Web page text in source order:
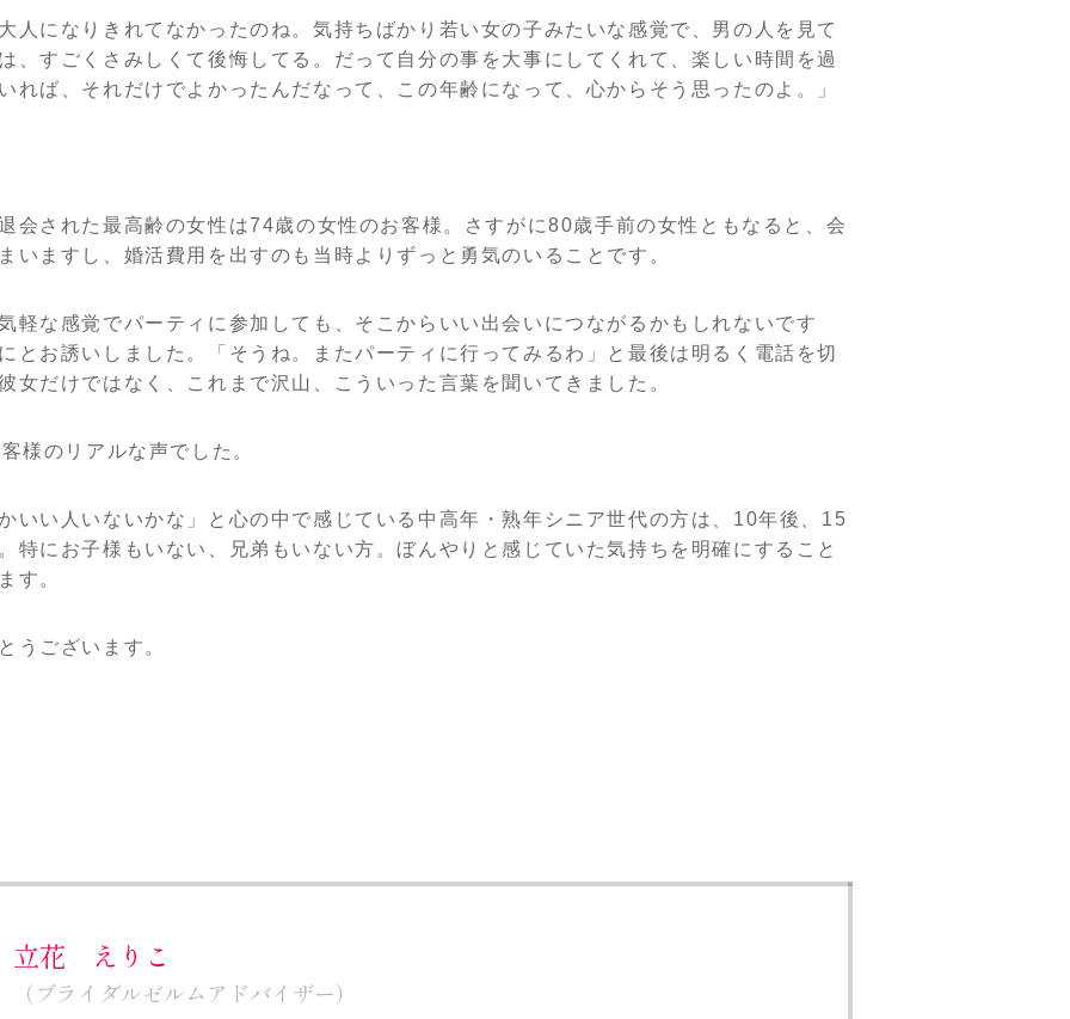
人になりきれてなかったのね。気持ちばかり若い女の子みたいな感覚で、男の人を見て
、すごくさみしくて後悔してる。 だって自分の事を大事にしてくれて、楽しい時間を過
れば、それだけでよかったんだなって、この年齢になって、心からそう思ったのよ。
」
会された最高齢の女性は74歳の女性のお客様。さすがに80歳手前の女性ともなると、会
いますし、婚活費用を出すのも当時よりずっと勇気のいることです。
軽な感覚でパーティに参加しても、そこからいい出会いにつながるかもしれないです
とお誘いしました。「そうね。またパーティに行ってみるわ」と最後は明るく電話を切
女だけではなく、これまで沢山、こういった言葉を聞いてきました。
様のリアルな声でした。
いい人いないかな」と心の中で感じている中高年・熟年シニア世代の方は、10年後、15
特にお子様もいない、兄弟もいない方。ぼんやりと感じていた気持ちを明確にすること
す。
うございます。
立花 えりこ
（ブライダルゼルムアドバイザー）